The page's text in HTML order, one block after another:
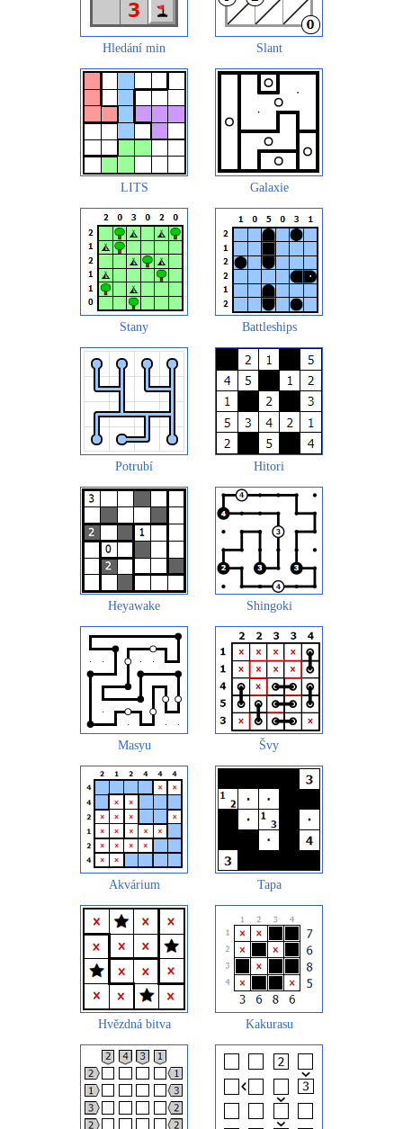
Hledání min Slant
LITS Galaxie
Stany Battleships
Potrubí Hitori
Heyawake Shingoki
Masyu Švy
Akvárium Tapa
Hvězdná bitva Kakurasu